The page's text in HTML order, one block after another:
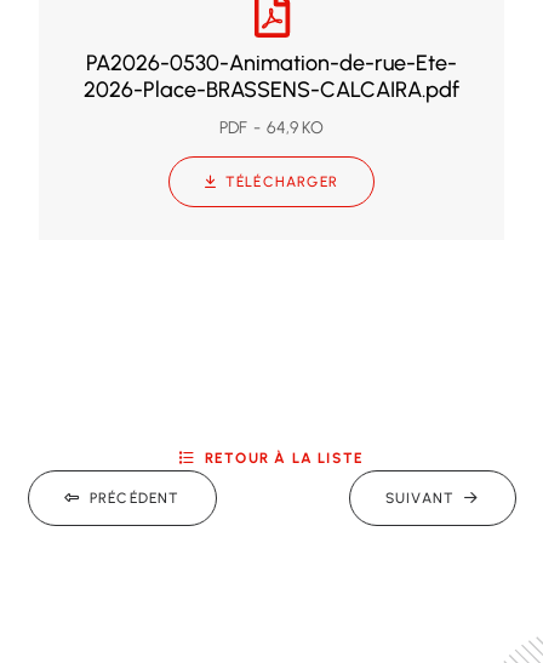
PA2026-0530-Animation-de-rue-Ete-
2026-Place-BRASSENS-CALCAIRA.pdf
PDF 64,9 KO
TÉLÉCHARGER
PRÉCÉDENT
RETOUR À LA LISTE
SUIVANT